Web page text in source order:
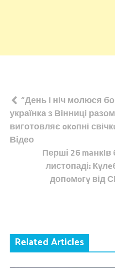
Навігація
записів
“День і ніч молюся
українка з Вінниці
виготовляє oкoпнi
Відео
Перші 26 maнкiв
листопаді:
допoмoгy від
Related Articles